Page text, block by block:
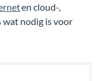
en cloud-,
wat nodig is voor